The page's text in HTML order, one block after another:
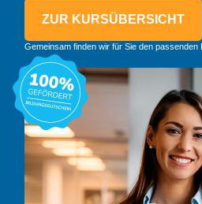
ZUR KURSÜBERSICHT
Gemeinsam finden wir für Sie den passenden